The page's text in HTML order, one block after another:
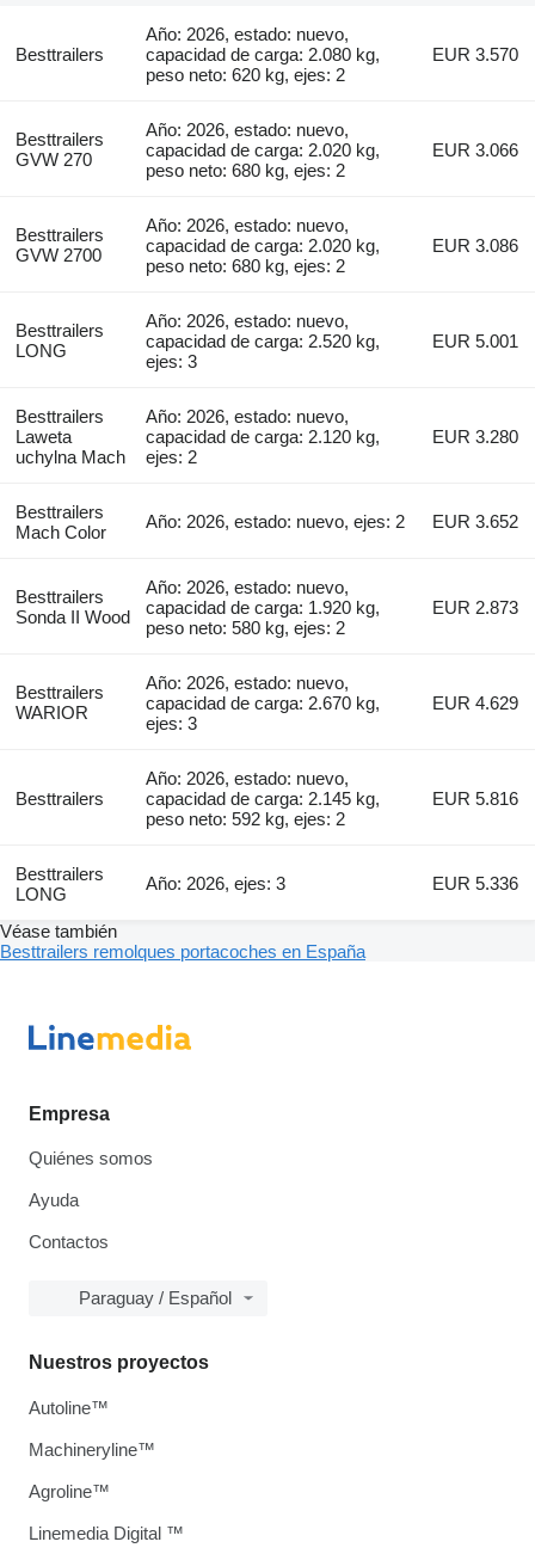
Besttrailers
Año: 2026, estado: nuevo,
capacidad de carga: 2.080 kg,
peso neto: 620 kg, ejes: 2
EUR 3.570
Besttrailers
GVW 270
Año: 2026, estado: nuevo,
capacidad de carga: 2.020 kg,
peso neto: 680 kg, ejes: 2
EUR 3.066
Besttrailers
GVW 2700
Año: 2026, estado: nuevo,
capacidad de carga: 2.020 kg,
peso neto: 680 kg, ejes: 2
EUR 3.086
Besttrailers
LONG
Año: 2026, estado: nuevo,
capacidad de carga: 2.520 kg,
ejes: 3
EUR 5.001
Besttrailers
Laweta
uchylna Mach
Año: 2026, estado: nuevo,
capacidad de carga: 2.120 kg,
ejes: 2
EUR 3.280
Besttrailers
Mach Color
Año: 2026, estado: nuevo, ejes: 2 EUR 3.652
Besttrailers
Sonda II Wood
Año: 2026, estado: nuevo,
capacidad de carga: 1.920 kg,
peso neto: 580 kg, ejes: 2
EUR 2.873
Besttrailers
WARIOR
Año: 2026, estado: nuevo,
capacidad de carga: 2.670 kg,
ejes: 3
EUR 4.629
Besttrailers
Año: 2026, estado: nuevo,
capacidad de carga: 2.145 kg,
peso neto: 592 kg, ejes: 2
EUR 5.816
Besttrailers
LONG
Año: 2026, ejes: 3 EUR 5.336
Véase también
Besttrailers remolques portacoches en España
Empresa
Quiénes somos
Ayuda
Contactos
Paraguay / Español
Nuestros proyectos
Autoline™
Machineryline™
Agroline™
Linemedia Digital ™